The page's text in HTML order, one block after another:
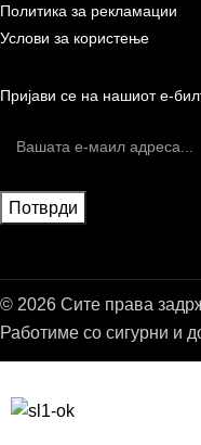
Политика за рекламации
Услови за користење
Пријави се на нашиот е-
© 2026 Сите права
Работиме со сигурни и